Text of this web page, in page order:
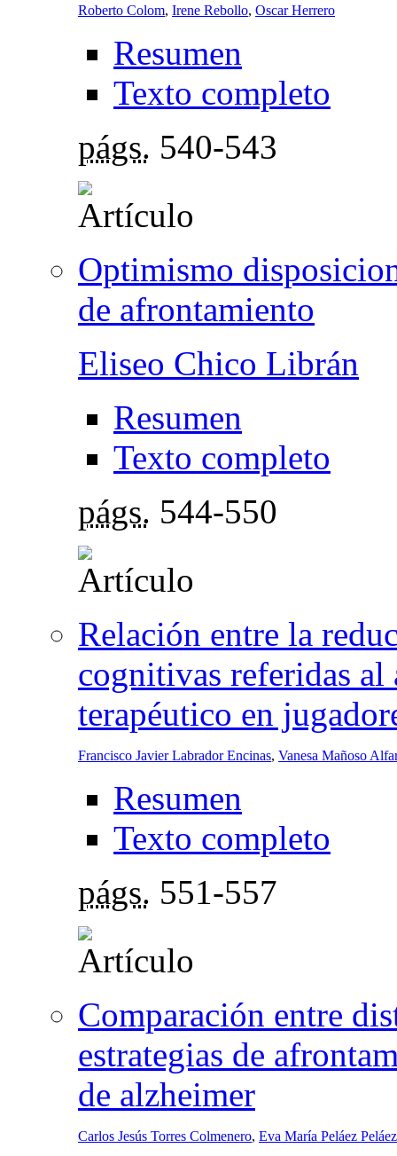
Roberto Colom, Irene Rebollo, Oscar Herrero
Resumen
Texto completo
págs. 540-543
Optimismo
de afrontamiento
Eliseo Chico Librán
Resumen
Texto completo
págs. 544-550
Relación entre la
cognitivas referidas al
terapéutico en
Francisco Javier Labrador Encinas, Vanesa Mañoso
Resumen
Texto completo
págs. 551-557
Comparación entre
estrategias de
de alzheimer
Carlos Jesús Torres Colmenero, Eva María Peláez Peláez